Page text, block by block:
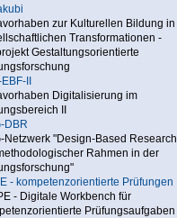
zur Kulturellen Bildung in
Transformationen -
Gestaltungsorientierte
II
Digitalisierung im
II
DBR
Netzwerk "Design-Based Research
Rahmen in der
- kompetenzorientierte Prüfungen
- Digitale Workbench für
Prüfungsaufgaben